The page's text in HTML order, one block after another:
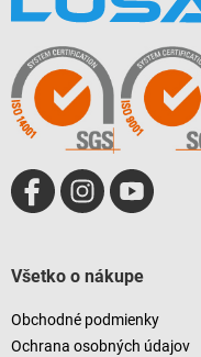
Všetko o nákupe
Obchodné podmienky
Ochrana osobných údajov